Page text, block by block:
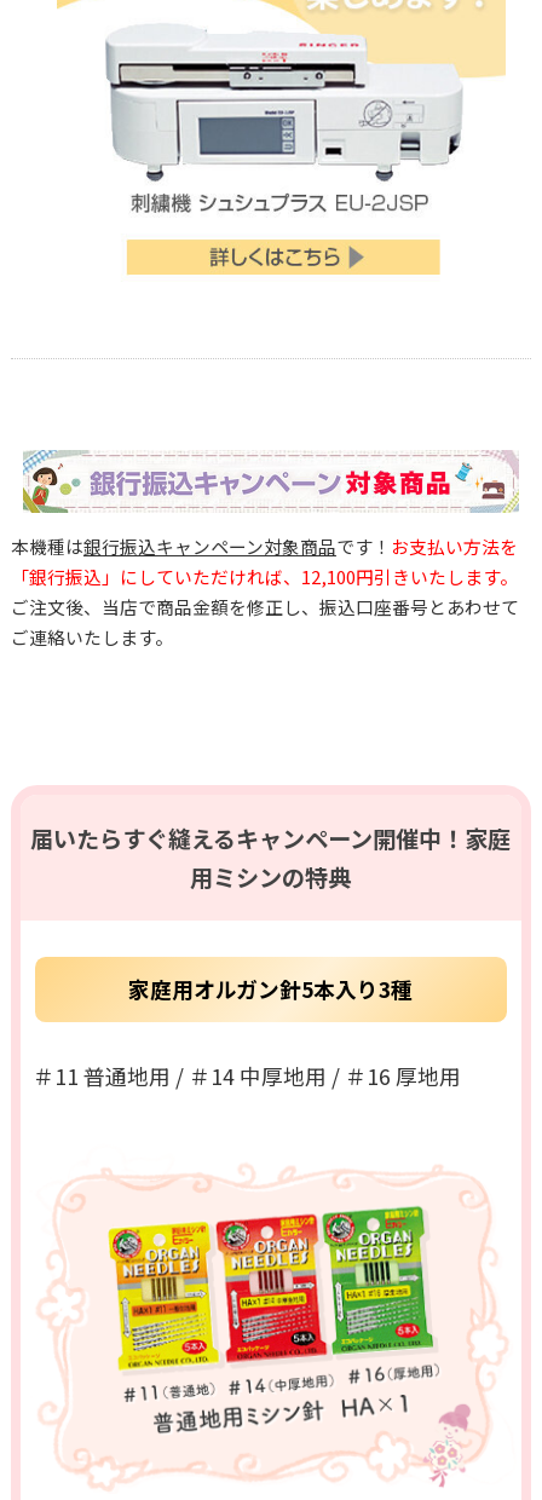
本機種は銀行振込キャンペーン対象商品です！ お支払い方法を
「銀行振込」にしていただければ、12,100円引きいたします。
ご注文後、当店で商品金額を修正し、振込口座番号とあわせて
ご連絡いたします。
届いたらすぐ縫えるキャンペーン開催中！家庭
用ミシンの特典
家庭用オルガン針5本入り3種
＃11 普通地用 / ＃14 中厚地用 / ＃16 厚地用